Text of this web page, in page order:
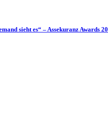
sieht es“ – Assekuranz Awards